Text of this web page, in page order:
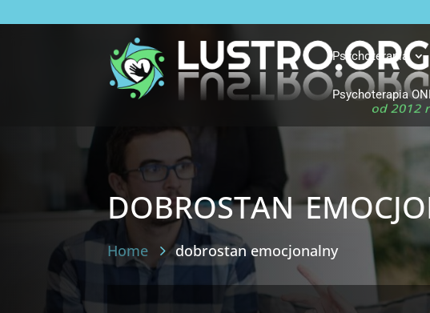
Psychoterapia
Psychoterapia
dobrostan
Home dobrostan emocjonalny